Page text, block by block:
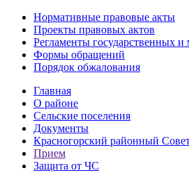
Нормативные правовые акты
Проекты правовых актов
Регламенты государственных
Формы обращений
Порядок обжалования
Главная
О районе
Сельские поселения
Документы
Красногорский районный
Прием
Защита от ЧС